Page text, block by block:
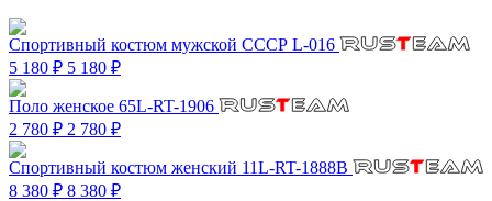
Спортивный костюм мужской СССР L-016
5 180 ₽ 5 180 ₽
Поло женское 65L-RT-1906
2 780 ₽ 2 780 ₽
Спортивный костюм женский 11L-RT-1888B
8 380 ₽ 8 380 ₽